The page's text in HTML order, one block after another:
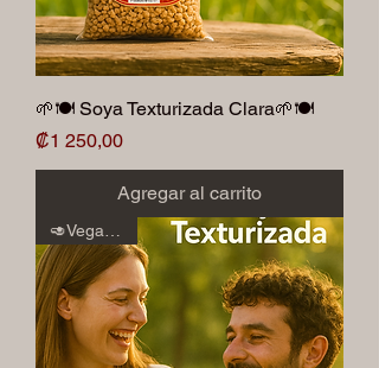
🌱🍽️ Soya Texturizada Clara🌱🍽️
Precio
₡1 250,00
Agregar al carrito